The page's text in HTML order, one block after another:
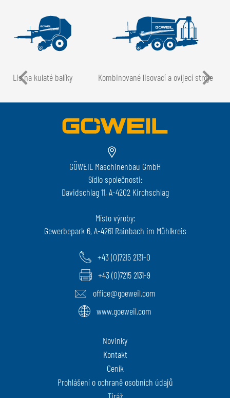
Lis na kulaté balíky Kombinované lisovací a ovíjecí stroje
GÖWEIL Maschinenbau GmbH
Sídlo společnosti:
Davidschlag 11, A-4202 Kirchschlag
Místo výroby:
Gewerbepark 6, A-4261 Rainbach im Mühlkreis
+43 (0)7215 2131-0
+43 (0)7215 2131-9
office@goeweil.com
www.goeweil.com
Novinky
Kontakt
Ceník
Prohlášení o ochraně osobních údajů